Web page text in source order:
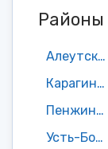
Районы
Алеутский район
Карагинский район
Пенжинский район
Усть-Большерецкий район